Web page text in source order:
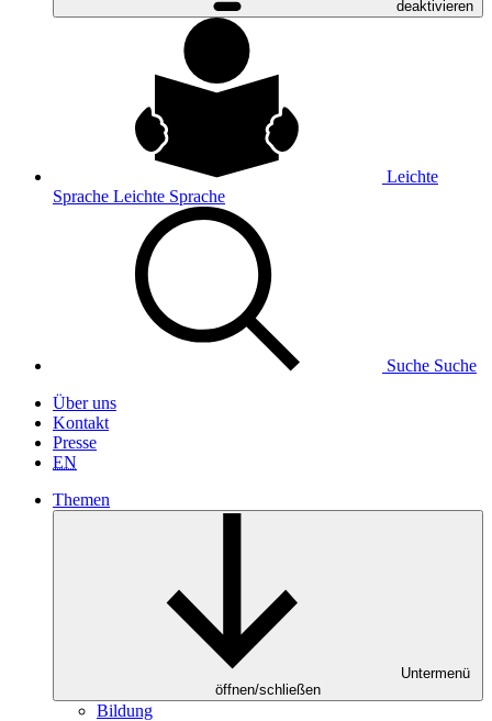
deaktivieren
Leichte
Sprache Leichte Sprache
Suche Suche
Über uns
Kontakt
Presse
EN
Themen
Untermenü
öffnen/schließen
Bildung